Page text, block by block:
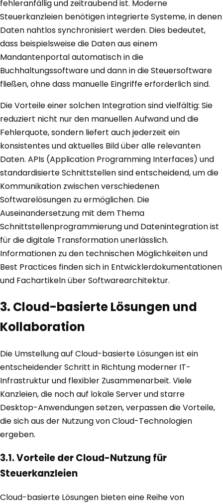
fehleranfällig und zeitraubend ist. Moderne
Steuerkanzleien benötigen integrierte Systeme, in denen
Daten nahtlos synchronisiert werden. Dies bedeutet,
dass beispielsweise die Daten aus einem
Mandantenportal automatisch in die
Buchhaltungssoftware und dann in die Steuersoftware
fließen, ohne dass manuelle Eingriffe erforderlich sind.
Die Vorteile einer solchen Integration sind vielfältig: Sie
reduziert nicht nur den manuellen Aufwand und die
Fehlerquote, sondern liefert auch jederzeit ein
konsistentes und aktuelles Bild über alle relevanten
Daten. APIs (Application Programming Interfaces) und
standardisierte Schnittstellen sind entscheidend, um die
Kommunikation zwischen verschiedenen
Softwarelösungen zu ermöglichen. Die
Auseinandersetzung mit dem Thema
Schnittstellenprogrammierung und Datenintegration ist
für die digitale Transformation unerlässlich.
Informationen zu den technischen Möglichkeiten und
Best Practices finden sich in Entwicklerdokumentationen
und Fachartikeln über Softwarearchitektur.
3. Cloud-basierte Lösungen und
Kollaboration
Die Umstellung auf Cloud-basierte Lösungen ist ein
entscheidender Schritt in Richtung moderner IT-
Infrastruktur und flexibler Zusammenarbeit. Viele
Kanzleien, die noch auf lokale Server und starre
Desktop-Anwendungen setzen, verpassen die Vorteile,
die sich aus der Nutzung von Cloud-Technologien
ergeben.
3.1. Vorteile der Cloud-Nutzung für
Steuerkanzleien
Cloud-basierte Lösungen bieten eine Reihe von